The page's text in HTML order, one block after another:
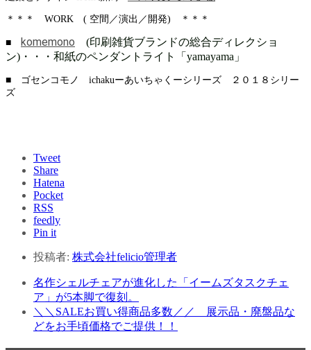
＊＊＊ WORK ( 空間／演出／開発) ＊＊＊
■ komemono
(印刷雑貨ブランドの総合ディレクショ
ン)・・・和紙のペンダントライト「yamayama」
■ ゴセンコモノ ichakuーあいちゃくーシリーズ ２０１８シリー
ズ
Tweet
Share
Hatena
Pocket
RSS
feedly
Pin it
投稿者: 株式会社felicio管理者
名作シェルチェアが進化した「イームズタスクチェ
ア」が5本脚で復刻。
＼＼SALEお買い得商品多数／／ 展示品・廃盤品な
どをお手頃価格でご提供！！